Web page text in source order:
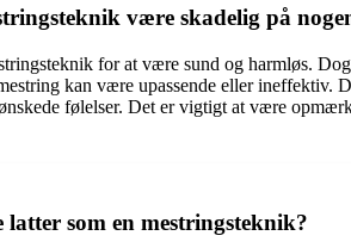
være skadelig på
for at være sund og harmløs.
kan være upassende eller
følelser. Det er vigtigt at være
som en mestringsteknik?